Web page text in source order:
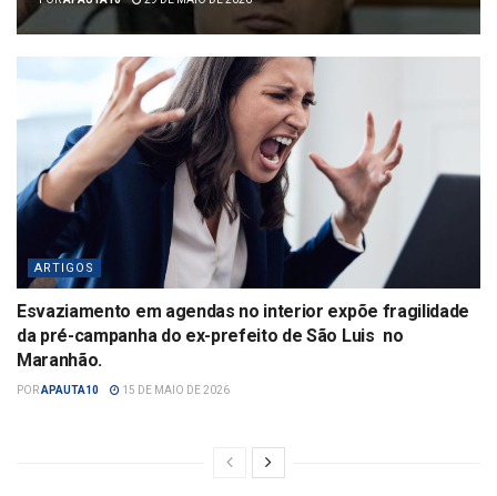
ARTIGOS
Esvaziamento em agendas no interior expõe fragilidade
da pré-campanha do ex-prefeito de São Luis no
Maranhão.
PORAPAUTA10 15 DE MAIO DE 2026